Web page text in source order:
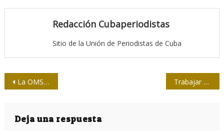
Redacción Cubaperiodistas
Sitio de la Unión de Periodistas de Cuba
Navegación
entradas
La OMS considera “inaceptablemente lento” el ritmo de vacunación en Europa ante la situación Trabajar por «Una sola Salud» es defender al país
Deja una respuesta